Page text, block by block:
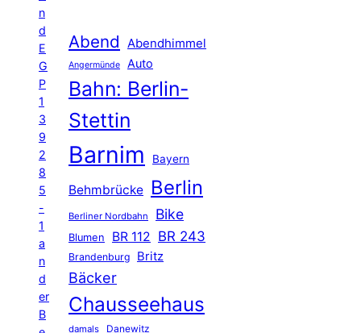
n
d
E
G
P
1
3
9
2
8
5
-
1
a
n
d
er
B
Abend Abendhimmel
Angermünde Auto
Bahn: Berlin-
Stettin
Barnim Bayern
Behmbrücke Berlin
Berliner Nordbahn Bike
Blumen BR 112 BR 243
Brandenburg Britz
Bäcker
Chausseehaus
damals Danewitz